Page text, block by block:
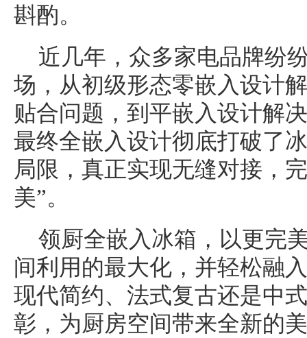
斟酌。
近几年，众多家电品牌纷
场，从初级形态零嵌入设计
贴合问题，到平嵌入设计解
最终全嵌入设计彻底打破了
局限，真正实现无缝对接，
美”。
领厨全嵌入冰箱，以更完
间利用的最大化，并轻松融
现代简约、法式复古还是中
彰，为厨房空间带来全新的